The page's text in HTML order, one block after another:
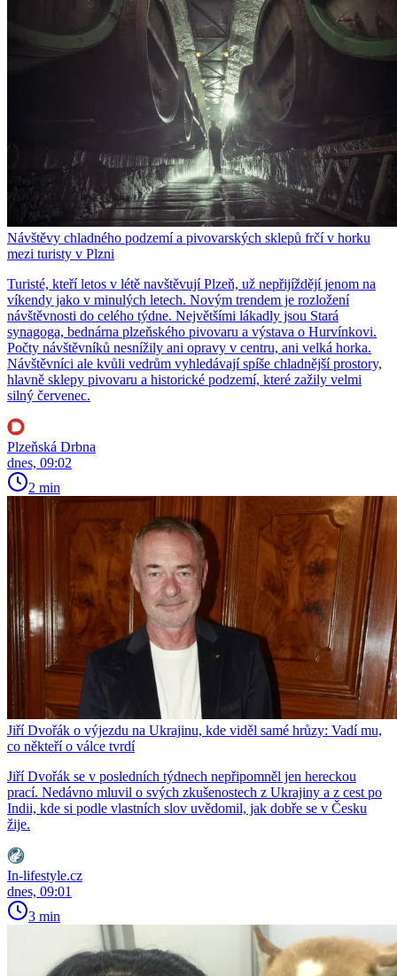
Návštěvy chladného podzemí a pivovarských sklepů frčí v horku
mezi turisty v Plzni
Turisté, kteří letos v létě navštěvují Plzeň, už nepřijíždějí jenom na
víkendy jako v minulých letech. Novým trendem je rozložení
návštěvnosti do celého týdne. Největšími lákadly jsou Stará
synagoga, bednárna plzeňského pivovaru a výstava o Hurvínkovi.
Počty návštěvníků nesnížily ani opravy v centru, ani velká horka.
Návštěvníci ale kvůli vedrům vyhledávají spíše chladnější prostory,
hlavně sklepy pivovaru a historické podzemí, které zažily velmi
silný červenec.
Plzeňská Drbna
dnes, 09:02
2 min
Jiří Dvořák o výjezdu na Ukrajinu, kde viděl samé hrůzy: Vadí mu,
co někteří o válce tvrdí
Jiří Dvořák se v posledních týdnech nepřipomněl jen hereckou
prací. Nedávno mluvil o svých zkušenostech z Ukrajiny a z cest po
Indii, kde si podle vlastních slov uvědomil, jak dobře se v Česku
žije.
In-lifestyle.cz
dnes, 09:01
3 min